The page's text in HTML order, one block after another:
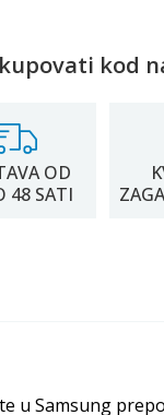
kod
OD
48 SATI
u Samsung